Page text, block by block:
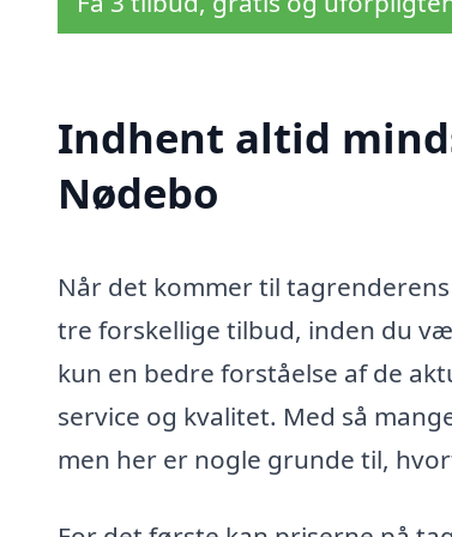
Indhent altid
Nødebo
Når det kommer til
tre forskellige tilbud, inden du
kun en bedre forståelse af de
service og kvalitet. Med så
men her er nogle grunde til,